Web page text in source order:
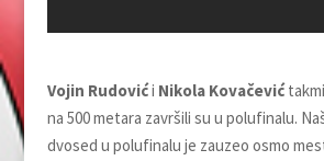
Vojin Rudovići Nikola Kovačević
na 500 metara završili su u polufinalu.
dvosed u polufinalu je zauzeo osmo